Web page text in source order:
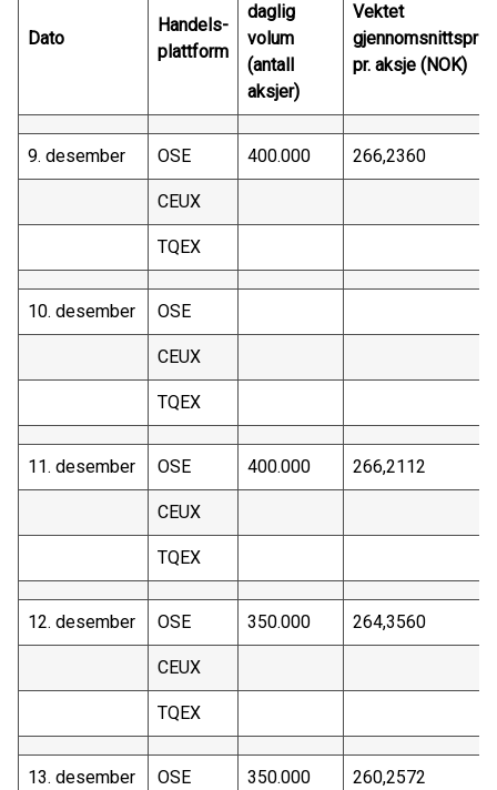
Dato
Handels-
plattform
daglig
volum
(antall
aksjer)
Vektet
gjennomsnittspris
pr. aksje (NOK)
9. desember OSE 400.000 266,2360
CEUX
TQEX
10. desember OSE
CEUX
TQEX
11. desember OSE 400.000 266,2112
CEUX
TQEX
12. desember OSE 350.000 264,3560
CEUX
TQEX
13. desember OSE 350.000 260,2572